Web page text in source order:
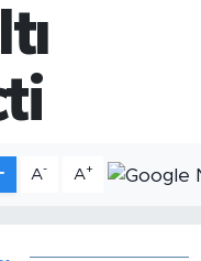
A- A+